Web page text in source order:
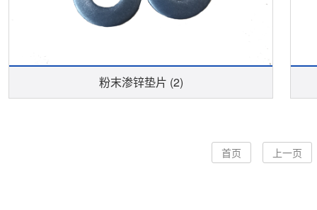
粉末渗锌垫片 (2)
首页 上一页